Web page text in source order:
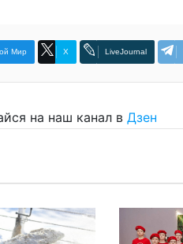
Мир X LiveJournal
на наш канал в Дзен